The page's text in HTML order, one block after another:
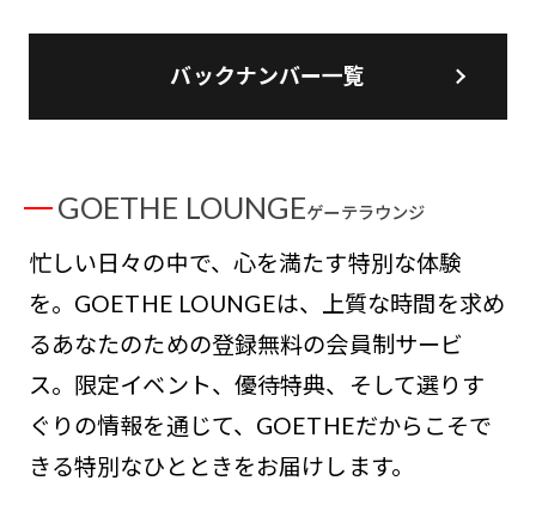
バックナンバー一覧
GOETHE LOUNGEゲーテラウンジ
忙しい日々の中で、心を満たす特別な体験
を。GOETHE LOUNGEは、上質な時間を求め
るあなたのための登録無料の会員制サービ
ス。限定イベント、優待特典、そして選りす
ぐりの情報を通じて、GOETHEだからこそで
きる特別なひとときをお届けします。